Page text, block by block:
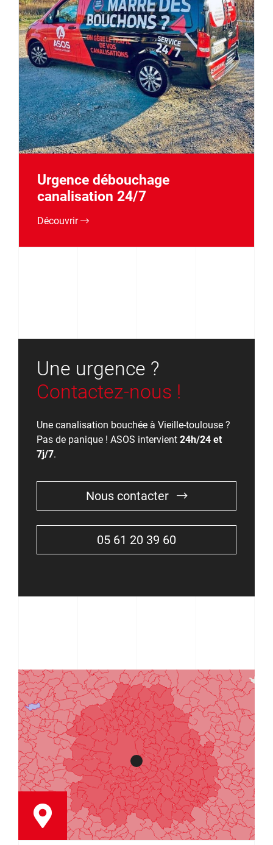
Urgence débouchage
canalisation 24/7
Découvrir
Une urgence ?
Contactez-nous !
Une canalisation bouchée à Vieille-toulouse ?
Pas de panique ! ASOS intervient 24h/24 et
7j/7.
Nous contacter
05 61 20 39 60